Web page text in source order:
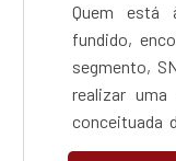
Quem está
fundido,
segmento,
realizar
conceituada
serviços